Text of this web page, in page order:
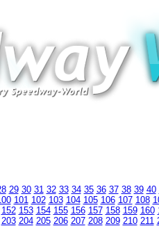
29 30 31 32 33 34 35 36 37 38 39 40
101 102 103 104 105 106 107 108
152 153 154 155 156 157 158 159 160
203 204 205 206 207 208 209 210 211